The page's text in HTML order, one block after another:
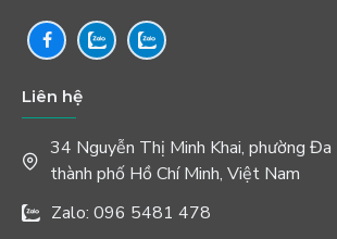
Liên hệ
34 Nguyễn Thị Minh Khai, phường Đa
thành phố Hồ Chí Minh, Việt Nam
Zalo: 096 5481 478